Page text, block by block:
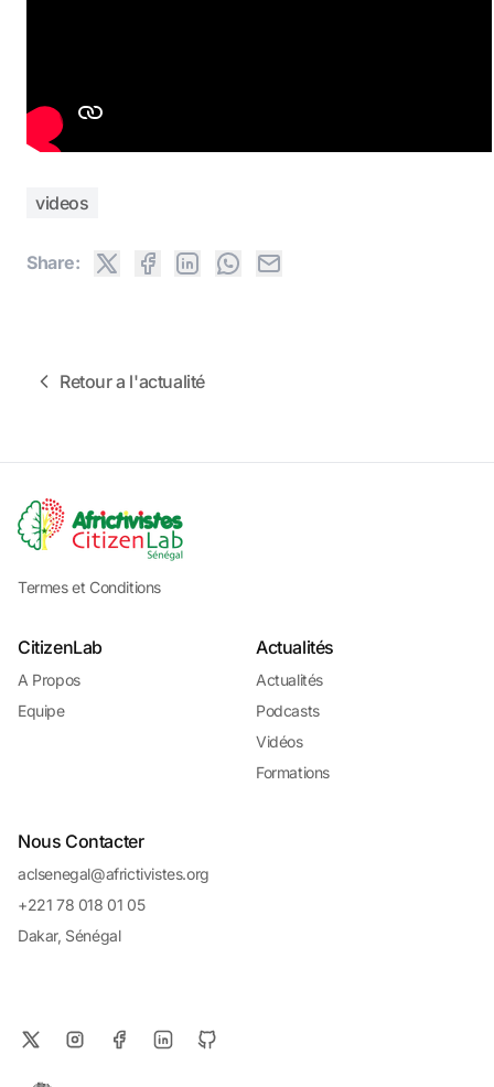
videos
Share:
Retour a l'actualité
Termes et Conditions
CitizenLab
A Propos
Equipe
Actualités
Actualités
Podcasts
Vidéos
Formations
Nous Contacter
aclsenegal@africtivistes.org
+221 78 018 01 05
Dakar, Sénégal